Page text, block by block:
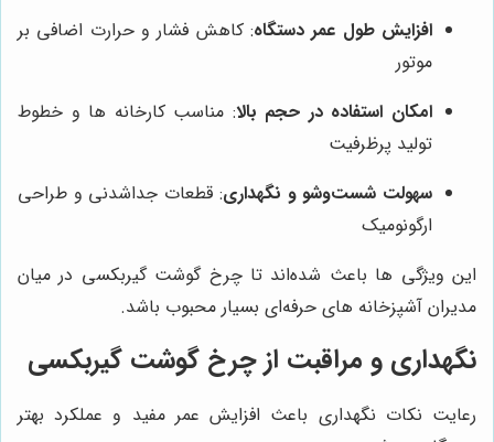
افزایش طول عمر دستگاه: کاهش فشار و حرارت اضافی بر
موتور
امکان استفاده در حجم بالا: مناسب کارخانه‌ ها و خطوط
تولید پرظرفیت
سهولت شست‌وشو و نگهداری: قطعات جداشدنی و طراحی
ارگونومیک
این ویژگی‌ ها باعث شده‌اند تا چرخ گوشت گیربکسی در میان
مدیران آشپزخانه‌ های حرفه‌ای بسیار محبوب باشد.
نگهداری و مراقبت از چرخ گوشت گیربکسی
رعایت نکات نگهداری باعث افزایش عمر مفید و عملکرد بهتر